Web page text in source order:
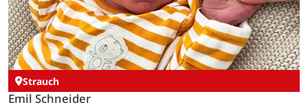
Strauch
Emil Schneider